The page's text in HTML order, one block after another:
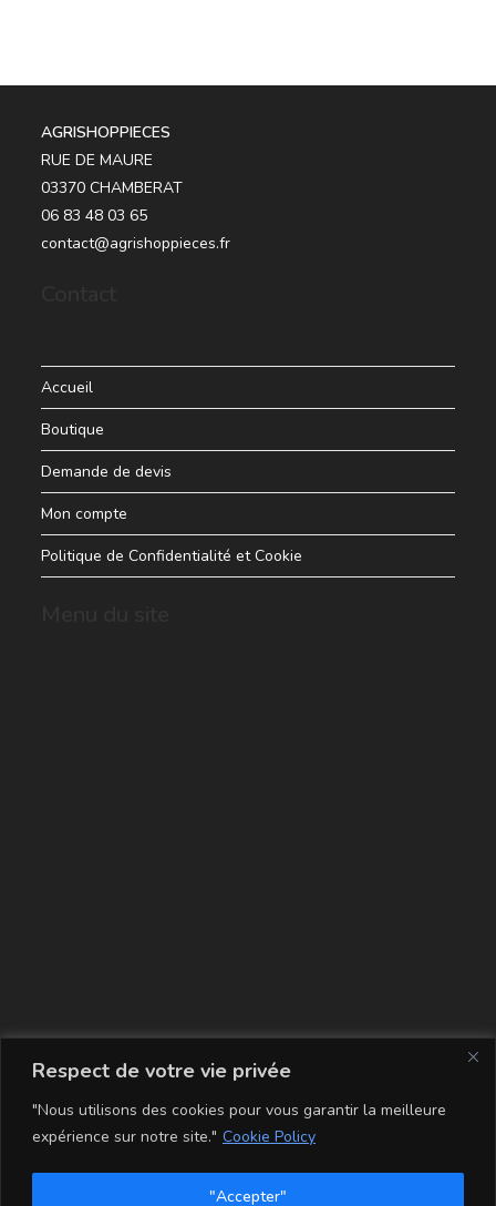
Respect de votre vie privée
"Nous utilisons des cookies pour vous garantir la meilleure
expérience sur notre site." Cookie Policy
"Accepter"
AGRISHOPPIECES
RUE DE MAURE
03370 CHAMBERAT
06 83 48 03 65
contact@agrishoppieces.fr
Accueil
Boutique
Demande de devis
Mon compte
Politique de Confidentialité et Cookie
La carte